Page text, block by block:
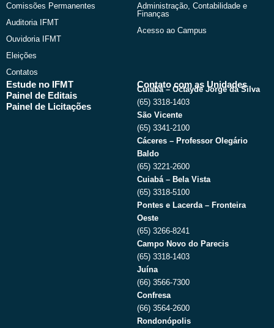
Comissões Permanentes
Auditoria IFMT
Ouvidoria IFMT
Eleições
Contatos
Administração, Contabilidade e
Finanças
Acesso ao Campus
Estude no IFMT
Painel de Editais
Painel de Licitações
Contato com as Unidades
Cuiabá – Octayde Jorge da Silva
(65) 3318-1403
São Vicente
(65) 3341-2100
Cáceres – Professor Olegário
Baldo
(65) 3221-2600
Cuiabá – Bela Vista
(65) 3318-5100
Pontes e Lacerda – Fronteira
Oeste
(65) 3266-8241
Campo Novo do Parecis
(65) 3318-1403
Juína
(66) 3566-7300
Confresa
(66) 3564-2600
Rondonópolis